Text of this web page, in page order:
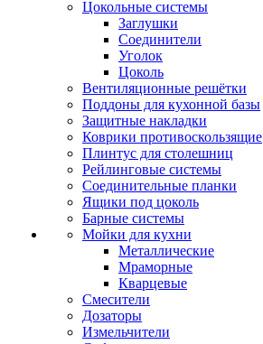
Цокольные системы
Заглушки
Соединители
Уголок
Цоколь
Вентиляционные решётки
Поддоны для кухонной базы
Защитные накладки
Коврики противоскользящие
Плинтус для столешниц
Рейлинговые системы
Соединительные планки
Ящики под цоколь
Барные системы
Мойки для кухни
Металлические
Мраморные
Кварцевые
Смесители
Дозаторы
Измельчители